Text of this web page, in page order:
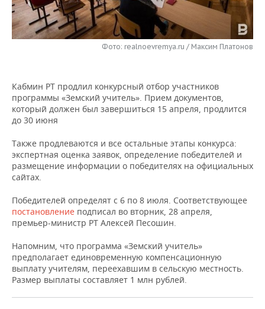
НЕФТЕХИМИЯ
НЕФТЬ
ЭНЕРГЕТИКА
РОЗНИЧНАЯ ТОРГОВЛЯ
НОВОСТИ ТЕХНОЛОГИЙ
ТЕЛЕКОММУНИКАЦИИ
МЕРОПРИЯТИЯ
НОВОСТИ МЕРОПРИЯТИЙ
БИЗНЕС-БРАНЧИ
ОТКРЫТАЯ ЛЕКЦИЯ
ФУТБОЛ
БАСКЕТБОЛ
КИБЕРСПОРТ
ФИГУРНОЕ КАТАНИЕ
ВОДНЫЕ ВИДЫ СПОРТА
ХОККЕЙ С МЯЧОМ
НОВОСТИ ОБЩЕСТВА
ИНФРАСТРУКТУРА
КУЛЬТУРА
МЕДИЦИНА
ОБРАЗОВАНИЕ
ПРОИСШЕСТВИЯ
ФОТОГАЛЕРЕЯ
СПРАВОЧНИК
СПИСОК КОМПАНИЙ
Фото: realnoevremya.ru / Максим Платонов
Кабмин РТ продлил конкурсный отбор участников
программы «Земский учитель». Прием документов,
который должен был завершиться 15 апреля, продлится
до 30 июня
Также продлеваются и все остальные этапы конкурса:
экспертная оценка заявок, определение победителей и
размещение информации о победителях на официальных
сайтах.
Победителей определят с 6 по 8 июля. Соответствующее
постановление подписал во вторник, 28 апреля,
премьер-министр РТ Алексей Песошин.
Напомним, что программа «Земский учитель»
предполагает единовременную компенсационную
выплату учителям, переехавшим в сельскую местность.
Размер выплаты составляет 1 млн рублей.